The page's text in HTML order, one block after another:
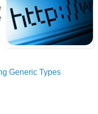
Generic Types